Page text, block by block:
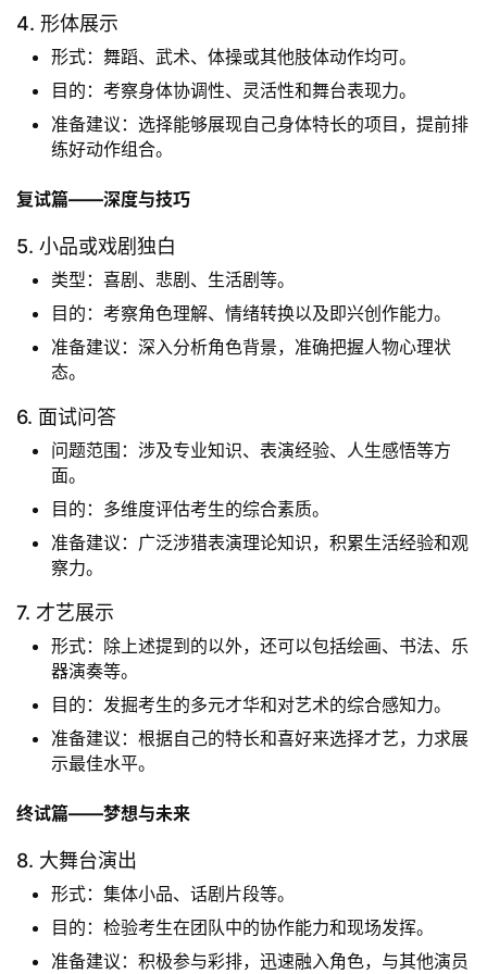
4. 形体展示
形式：舞蹈、武术、体操或其他肢体动作均可。
目的：考察身体协调性、灵活性和舞台表现力。
准备建议：选择能够展现自己身体特长的项目，提前排
练好动作组合。
复试篇——深度与技巧
5. 小品或戏剧独白
类型：喜剧、悲剧、生活剧等。
目的：考察角色理解、情绪转换以及即兴创作能力。
准备建议：深入分析角色背景，准确把握人物心理状
态。
6. 面试问答
问题范围：涉及专业知识、表演经验、人生感悟等方
面。
目的：多维度评估考生的综合素质。
准备建议：广泛涉猎表演理论知识，积累生活经验和观
察力。
7. 才艺展示
形式：除上述提到的以外，还可以包括绘画、书法、乐
器演奏等。
目的：发掘考生的多元才华和对艺术的综合感知力。
准备建议：根据自己的特长和喜好来选择才艺，力求展
示最佳水平。
终试篇——梦想与未来
8. 大舞台演出
形式：集体小品、话剧片段等。
目的：检验考生在团队中的协作能力和现场发挥。
准备建议：积极参与彩排，迅速融入角色，与其他演员